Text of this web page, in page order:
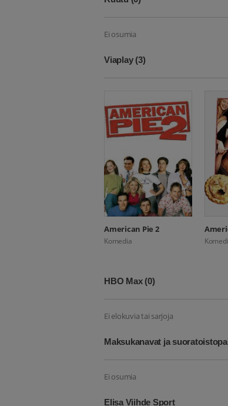
Ei osumia
Viaplay(3)
American Pie 2
Komedia
HBO Max(0)
Ei elokuvia tai sarjoja
Maksukanavat ja
Ei osumia
Elisa Viihde Sport